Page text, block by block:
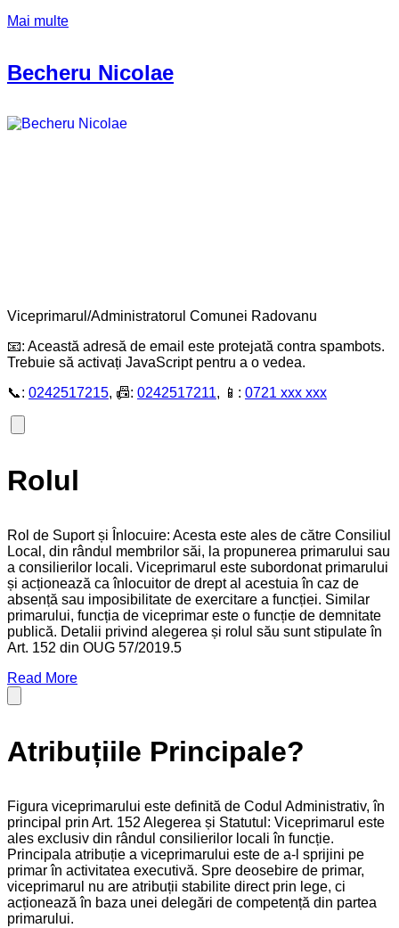
Mai multe
Becheru Nicolae
Viceprimarul/Administratorul Comunei Radovanu
📧: Această adresă de email este protejată contra spambots.
Trebuie să activați JavaScript pentru a o vedea.
📞: 0242517215, 📠: 0242517211, 📱: 0721 xxx xxx
Rolul
Rol de Suport și Înlocuire: Acesta este ales de către Consiliul
Local, din rândul membrilor săi, la propunerea primarului sau
a consilierilor locali. Viceprimarul este subordonat primarului
și acționează ca înlocuitor de drept al acestuia în caz de
absență sau imposibilitate de exercitare a funcției. Similar
primarului, funcția de viceprimar este o funcție de demnitate
publică. Detalii privind alegerea și rolul său sunt stipulate în
Art. 152 din OUG 57/2019.5
Read More
Atribuțiile Principale?
Figura viceprimarului este definită de Codul Administrativ, în
principal prin Art. 152 Alegerea și Statutul: Viceprimarul este
ales exclusiv din rândul consilierilor locali în funcție.
Principala atribuție a viceprimarului este de a-l sprijini pe
primar în activitatea executivă. Spre deosebire de primar,
viceprimarul nu are atribuții stabilite direct prin lege, ci
acționează în baza unei delegări de competență din partea
primarului.